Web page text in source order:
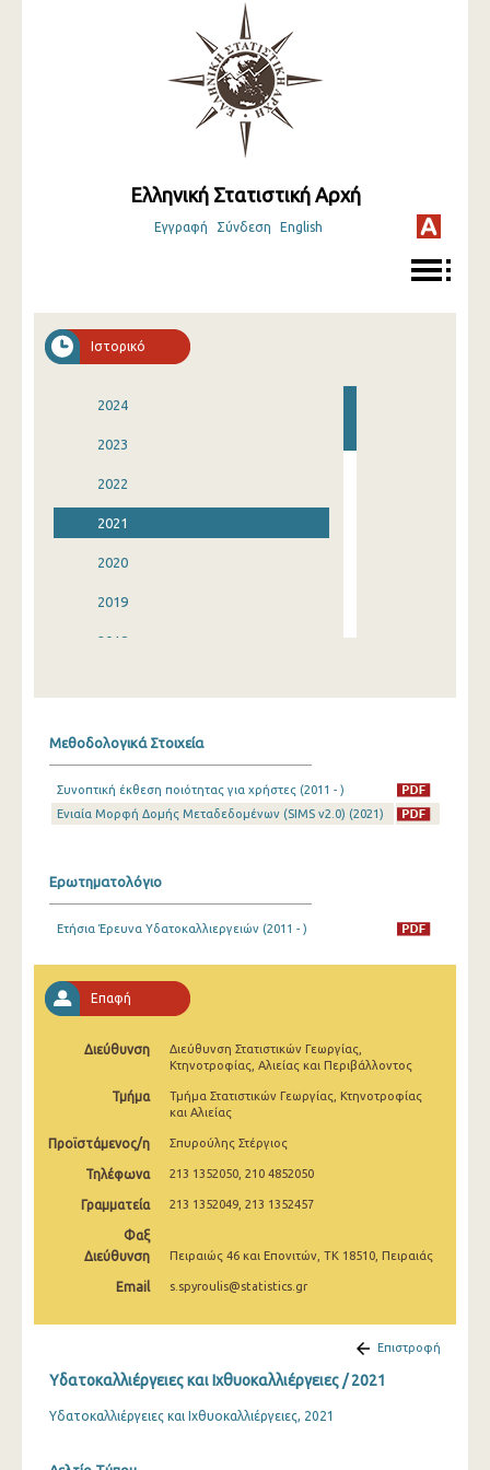
Ελληνική Στατιστική Αρχή
Εγγραφή Σύνδεση English
Ιστορικό
2024
2023
2022
2021
2020
2019
2018
2014
2012
2009
2005
2003
Μεθοδολογικά Στοιχεία
Συνοπτική έκθεση ποιότητας για χρήστες (2011 - )
Ενιαία Μορφή Δομής Μεταδεδομένων (SIMS v2.0) (2021)
Ερωτηματολόγιο
Ετήσια Έρευνα Υδατοκαλλιεργειών (2011 - )
Επαφή
Διεύθυνση
Διεύθυνση Στατιστικών Γεωργίας,
Κτηνοτροφίας, Αλιείας και Περιβάλλοντος
Τμήμα
Τμήμα Στατιστικών Γεωργίας, Κτηνοτροφίας
και Αλιείας
Προϊστάμενος/η Σπυρούλης Στέργιος
Τηλέφωνα 213 1352050, 210 4852050
Γραμματεία 213 1352049, 213 1352457
Φαξ
Διεύθυνση
Πειραιώς 46 και Επονιτών, ΤΚ 18510, Πειραιάς
Email s.spyroulis@statistics.gr
Επιστροφή
Υδατοκαλλιέργειες και Ιχθυοκαλλιέργειες / 2021
Υδατοκαλλιέργειες και Ιχθυοκαλλιέργειες, 2021